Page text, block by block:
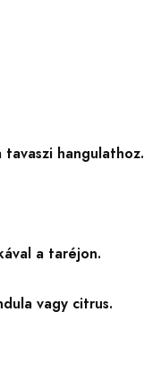
hangulathoz.
a taréjon.
vagy citrus.